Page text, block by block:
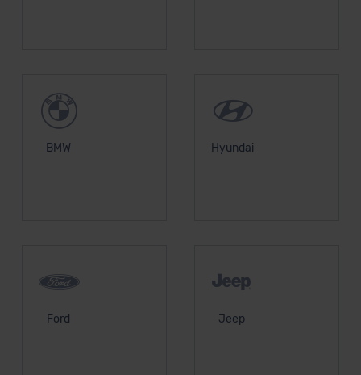
BMW Hyundai
Ford Jeep